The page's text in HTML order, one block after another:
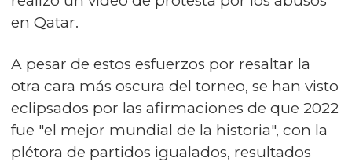
en Qatar.
A pesar de estos esfuerzos por resaltar la
otra cara más oscura del torneo, se han visto
eclipsados por las afirmaciones de que 2022
fue "el mejor mundial de la historia", con la
plétora de partidos igualados, resultados